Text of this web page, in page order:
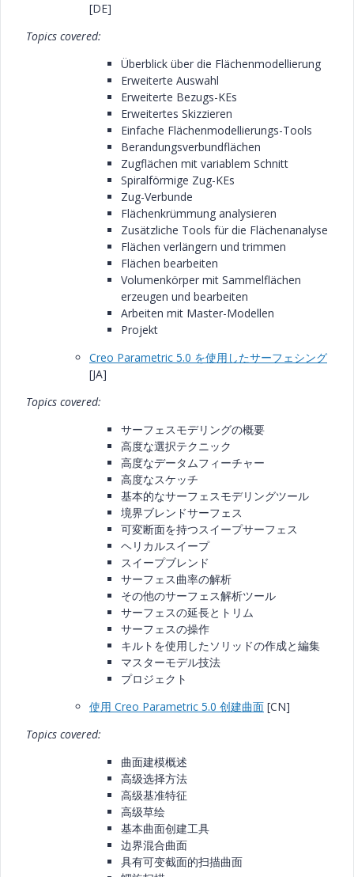
[DE]
Topics covered:
Überblick über die Flächenmodellierung
Erweiterte Auswahl
Erweiterte Bezugs-KEs
Erweitertes Skizzieren
Einfache Flächenmodellierungs-Tools
Berandungsverbundflächen
Zugflächen mit variablem Schnitt
Spiralförmige Zug-KEs
Zug-Verbunde
Flächenkrümmung analysieren
Zusätzliche Tools für die Flächenanalyse
Flächen verlängern und trimmen
Flächen bearbeiten
Volumenkörper mit Sammelflächen
erzeugen und bearbeiten
Arbeiten mit Master-Modellen
Projekt
Creo Parametric 5.0 を使用したサーフェシング
[JA]
Topics covered:
サーフェスモデリングの概要
高度な選択テクニック
高度なデータムフィーチャー
高度なスケッチ
基本的なサーフェスモデリングツール
境界ブレンドサーフェス
可変断面を持つスイープサーフェス
ヘリカルスイープ
スイープブレンド
サーフェス曲率の解析
その他のサーフェス解析ツール
サーフェスの延長とトリム
サーフェスの操作
キルトを使用したソリッドの作成と編集
マスターモデル技法
プロジェクト
使用 Creo Parametric 5.0 创建曲面 [CN]
Topics covered:
曲面建模概述
高级选择方法
高级基准特征
高级草绘
基本曲面创建工具
边界混合曲面
具有可变截面的扫描曲面